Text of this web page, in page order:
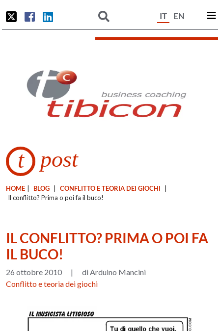
IT EN
t post
HOME BLOG CONFLITTO E TEORIA DEI GIOCHI
Il conflitto? Prima o poi fa il buco!
IL CONFLITTO? PRIMA O POI FA
IL BUCO!
26 ottobre 2010 |
di Arduino Mancini
Conflitto e teoria dei giochi